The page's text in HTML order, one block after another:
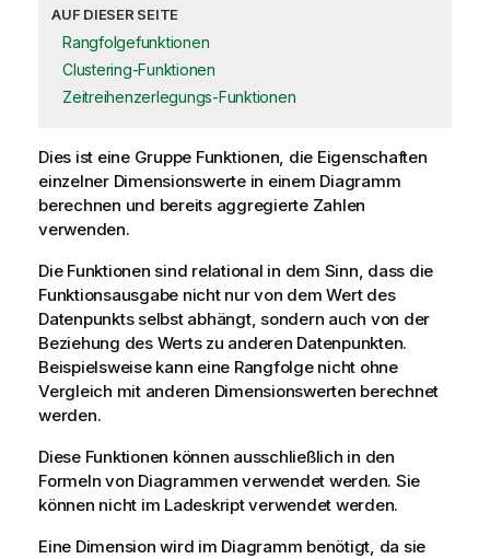
AUF DIESER SEITE
Rangfolgefunktionen
Clustering-Funktionen
Zeitreihenzerlegungs-Funktionen
Dies ist eine Gruppe Funktionen, die Eigenschaften
einzelner Dimensionswerte in einem Diagramm
berechnen und bereits aggregierte Zahlen
verwenden.
Die Funktionen sind relational in dem Sinn, dass die
Funktionsausgabe nicht nur von dem Wert des
Datenpunkts selbst abhängt, sondern auch von der
Beziehung des Werts zu anderen Datenpunkten.
Beispielsweise kann eine Rangfolge nicht ohne
Vergleich mit anderen Dimensionswerten berechnet
werden.
Diese Funktionen können ausschließlich in den
Formeln von Diagrammen verwendet werden. Sie
können nicht im Ladeskript verwendet werden.
Eine Dimension wird im Diagramm benötigt, da sie